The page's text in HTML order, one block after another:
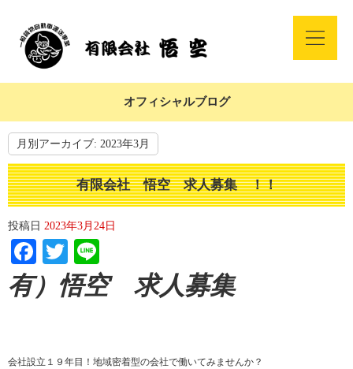
オフィシャルブログ
月別アーカイブ: 2023年3月
有限会社 悟空 求人募集 ！！
投稿日 2023年3月24日
Facebook
Twitter
有）悟空 求人募集
会社設立１９年目！地域密着型の会社で働いてみませんか？